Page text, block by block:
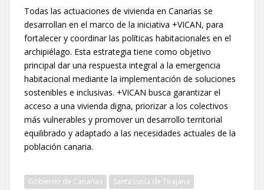
Todas las actuaciones de vivienda en Canarias se
desarrollan en el marco de la iniciativa +VICAN, para
fortalecer y coordinar las políticas habitacionales en el
archipiélago. Esta estrategia tiene como objetivo
principal dar una respuesta integral a la emergencia
habitacional mediante la implementación de soluciones
sostenibles e inclusivas. +VICAN busca garantizar el
acceso a una vivienda digna, priorizar a los colectivos
más vulnerables y promover un desarrollo territorial
equilibrado y adaptado a las necesidades actuales de la
población canaria.
Gobierno de Canarias Santa Lucía de Tirajana